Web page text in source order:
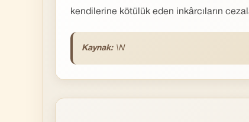
kendilerine kötülük eden inkârcıların
Kaynak: \N